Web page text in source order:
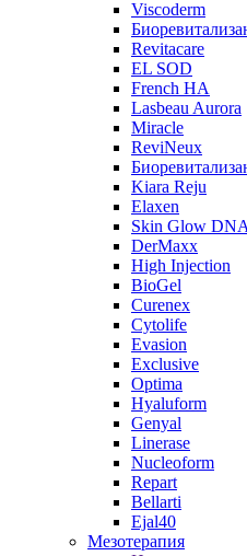
Viscoderm
Revitacare
EL SOD
French HA
Lasbeau Aurora
Miracle
ReviNeux
Kiara Reju
Elaxen
Skin Glow DNA
DerMaxx
High Injection
BioGel
Curenex
Cytolife
Evasion
Exclusive
Optima
Hyaluform
Genyal
Linerase
Nucleoform
Repart
Bellarti
Ejal40
Мезотерапия